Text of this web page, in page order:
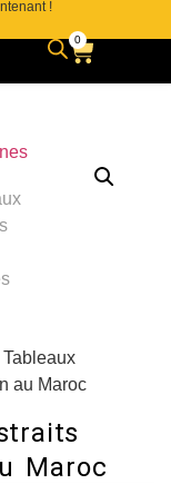
!
0
Tableaux
au Maroc
Maroc